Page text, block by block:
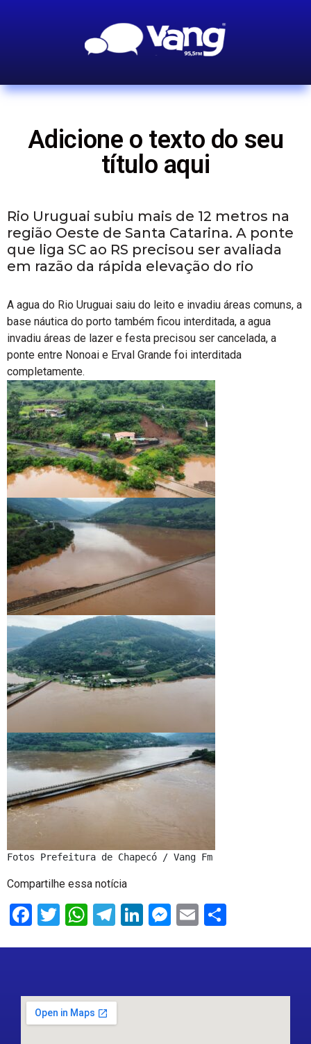
Adicione o texto do seu
título aqui
Rio Uruguai subiu mais de 12 metros na
região Oeste de Santa Catarina. A ponte
que liga SC ao RS precisou ser avaliada
em razão da rápida elevação do rio
A agua do Rio Uruguai saiu do leito e invadiu áreas comuns, a
base náutica do porto também ficou interditada, a agua
invadiu áreas de lazer e festa precisou ser cancelada, a
ponte entre Nonoai e Erval Grande foi interditada
completamente.
Fotos Prefeitura de Chapecó / Vang Fm
Compartilhe essa notícia
Facebook
Twitter
WhatsApp
Telegram
LinkedIn
Messenger
Email